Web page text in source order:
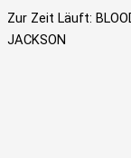
Zur Zeit Läuft:
JACKSON